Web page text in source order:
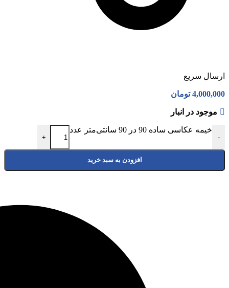
ارسال سریع
4,000,000 تومان
موجود در انبار
-
خیمه عکاسی ساده 90 در 90 سانتی‌متر عدد
+
افزودن به سبد خرید